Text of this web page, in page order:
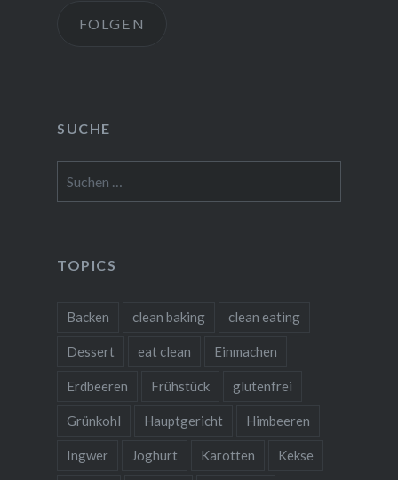
FOLGEN
SUCHE
nach:
TOPICS
Backen clean baking clean eating
Dessert eat clean Einmachen
Erdbeeren Frühstück glutenfrei
Grünkohl Hauptgericht Himbeeren
Ingwer Joghurt Karotten Kekse